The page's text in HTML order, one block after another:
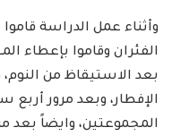
وأثناء عمل الدراسة
الفئران وقاموا بإعطاء
بعد الاستيقاظ من النوم،
الإفطار، وبعد مرور أربع
المجموعتين، وايضاً بعد